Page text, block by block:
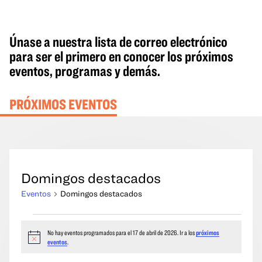
Únase a nuestra lista de correo electrónico
para ser el primero en conocer los próximos
eventos, programas y demás.
PRÓXIMOS EVENTOS
Domingos destacados
Eventos Domingos destacados
del
Aviso
No hay eventos programados para el 17 de abril de 2026. Ir a lospróximos
eventos.